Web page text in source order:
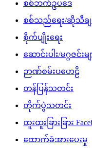
ပျော်ပွဲရွှင်ပွဲ
ပြည်သူ့အကျိုးပြု
ဖျော်ဖြေရေး
မူလစာမျက်နှာ
မွေးနေ့ဆုတောင်းများ
မွေးမြူရေး
မှတ်တမ်းဗီဒီယိုများ
ရင်ဖွင့်ဆွေးနွေး
ရဲစိတ်ရဲမန်သီချင်းများ